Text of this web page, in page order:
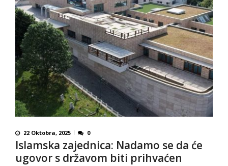
22 Oktobra, 2025 0
Islamska zajednica: Nadamo se da će
ugovor s državom biti prihvaćen